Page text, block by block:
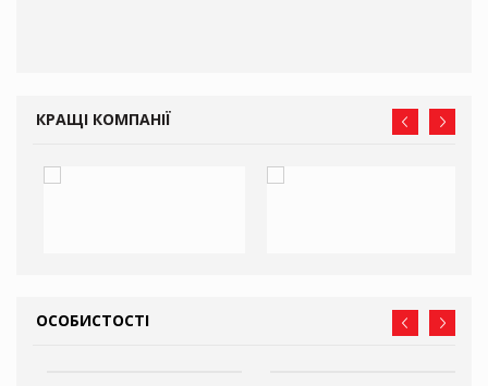
КРАЩІ КОМПАНІЇ
ОСОБИСТОСТІ